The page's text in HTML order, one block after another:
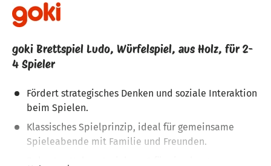
goki Brettspiel Ludo, Würfelspiel, aus Holz, für 2-
4 Spieler
Fördert strategisches Denken und soziale Interaktion
beim Spielen.
Klassisches Spielprinzip, ideal für gemeinsame
Spieleabende mit Familie und Freunden.